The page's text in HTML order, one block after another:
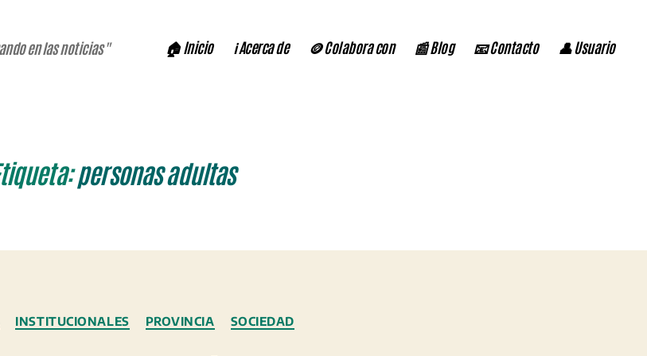
en las noticias" 🏠 Inicio ℹ️ Acerca de 🪙 Colabora con 📰 Blog 📧 Contacto 👤 Usuario
personas adultas
Categorías
INSTITUCIONALES PROVINCIA SOCIEDAD